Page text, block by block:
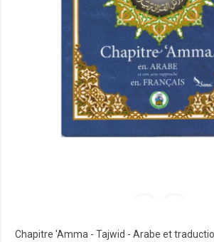
Chapitre 'Amma - Tajwid - Arabe et